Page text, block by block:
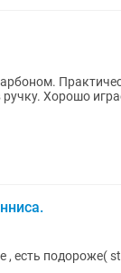
7 раз.
стиле с
, есть подороже(